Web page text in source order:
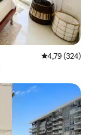
Priemerné
4,79 (324)